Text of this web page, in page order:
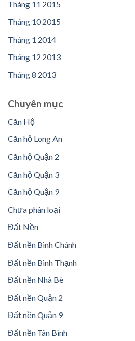
Tháng 11 2015
Tháng 10 2015
Tháng 1 2014
Tháng 12 2013
Tháng 8 2013
Chuyên mục
Căn Hộ
Căn hộ Long An
Căn hộ Quận 2
Căn hộ Quận 3
Căn hộ Quận 9
Chưa phân loại
Đất Nền
Đất nền Bình Chánh
Đất nền Bình Thạnh
Đất nền Nhà Bè
Đất nền Quận 2
Đất nền Quận 9
Đất nền Tân Bình